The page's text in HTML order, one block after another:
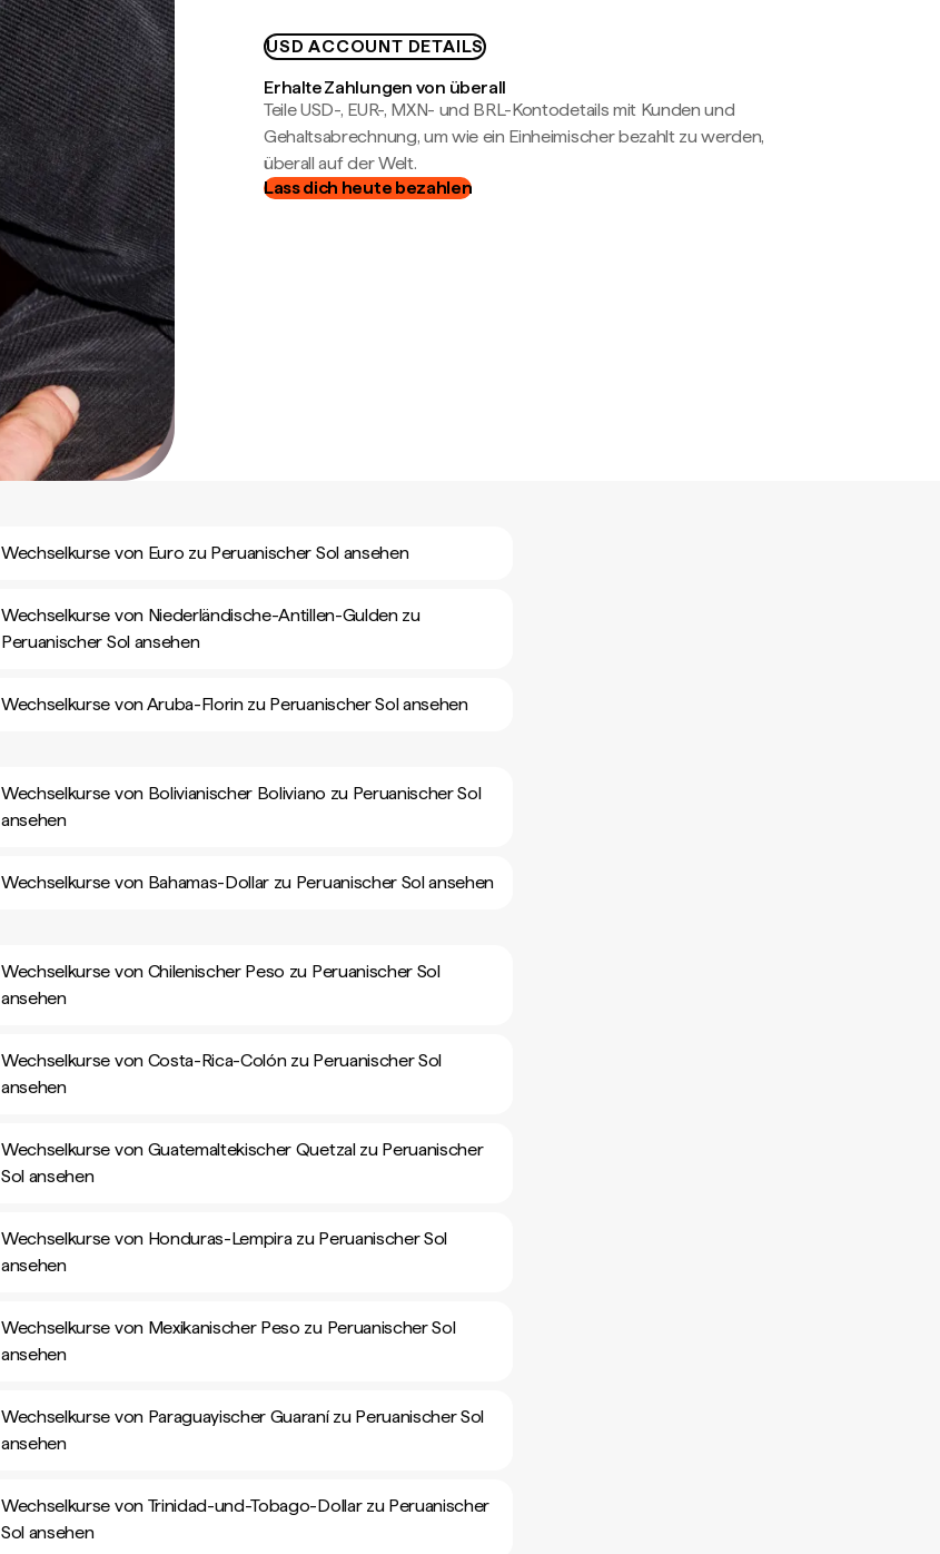
USD ACCOUNT DETAILS
Erhalte Zahlungen von überall
Teile USD-, EUR-, MXN- und BRL-Kontodetails mit Kunden und
Gehaltsabrechnung, um wie ein Einheimischer bezahlt zu werden,
überall auf der Welt.
Lass dich heute bezahlen
Wechselkurse von Euro zu Peruanischer Sol ansehen
Wechselkurse von Niederländische-Antillen-Gulden zu
Peruanischer Sol ansehen
Wechselkurse von Aruba-Florin zu Peruanischer Sol ansehen
Wechselkurse von Bolivianischer Boliviano zu Peruanischer Sol
ansehen
Wechselkurse von Bahamas-Dollar zu Peruanischer Sol ansehen
Wechselkurse von Chilenischer Peso zu Peruanischer Sol
ansehen
Wechselkurse von Costa-Rica-Colón zu Peruanischer Sol
ansehen
Wechselkurse von Guatemaltekischer Quetzal zu Peruanischer
Sol ansehen
Wechselkurse von Honduras-Lempira zu Peruanischer Sol
ansehen
Wechselkurse von Mexikanischer Peso zu Peruanischer Sol
ansehen
Wechselkurse von Paraguayischer Guaraní zu Peruanischer Sol
ansehen
Wechselkurse von Trinidad-und-Tobago-Dollar zu Peruanischer
Sol ansehen